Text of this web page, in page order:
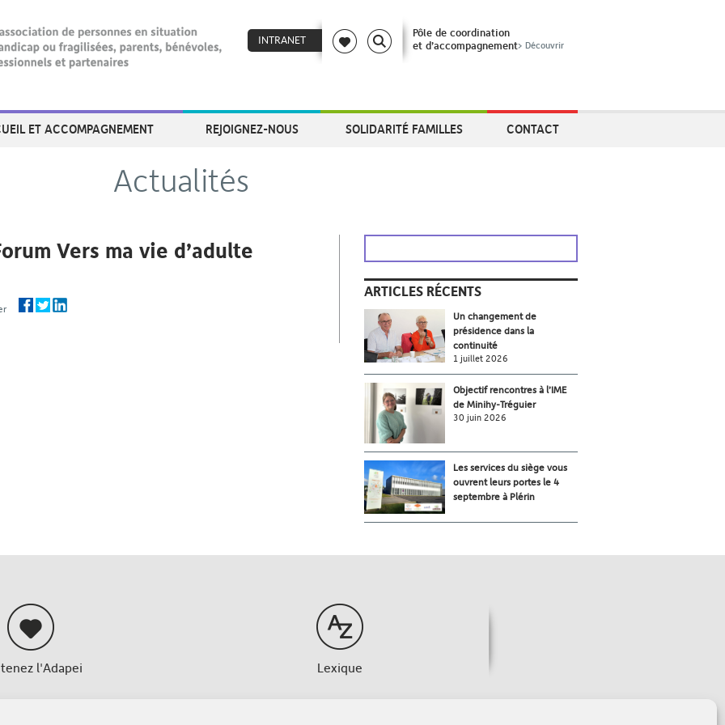
INTRANET
Pôle de coordination
et d’accompagnement> Découvrir
ET ACCOMPAGNEMENT REJOIGNEZ-NOUS SOLIDARITÉ FAMILLES CONTACT
Actualités
Vers ma vie d’adulte
ARTICLES RÉCENTS
Un changement de
présidence dans la
continuité
1 juillet 2026
Objectif rencontres à l’IME
de Minihy-Tréguier
30 juin 2026
Les services du siège vous
ouvrent leurs portes le 4
septembre à Plérin
l'Adapei Lexique